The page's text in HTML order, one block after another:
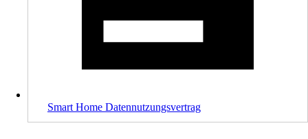
Smart Home Datennutzungsvertrag